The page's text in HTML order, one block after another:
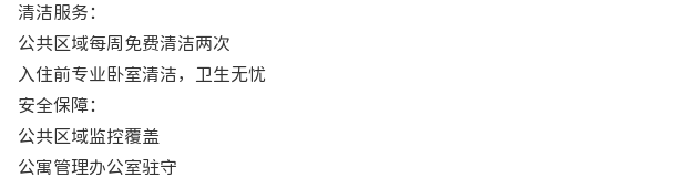
清洁服务：
公共区域每周免费清洁两次
入住前专业卧室清洁，卫生无忧
安全保障：
公共区域监控覆盖
公寓管理办公室驻守